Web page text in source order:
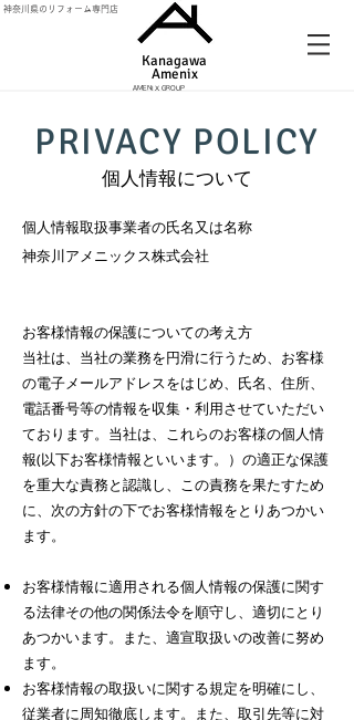
神奈川県のリフォーム専門店
Kanagawa
Amenix​
AMENIX GROUP
PRIVACY POLICY
個人情報について
個人情報取扱事業者の氏名又は名称
神奈川アメニックス株式会社
お客様情報の保護についての考え方
当社は、当社の業務を円滑に行うため、お客様
の電子メールアドレスをはじめ、氏名、住所、
電話番号等の情報を収集・利用させていただい
ております。当社は、これらのお客様の個人情
報(以下お客様情報といいます。）の適正な保護
を重大な責務と認識し、この責務を果たすため
に、次の方針の下でお客様情報をとりあつかい
ます。
お客様情報に適用される個人情報の保護に関す
る法律その他の関係法令を順守し、適切にとり
あつかいます。また、適宣取扱いの改善に努め
ます。
お客様情報の取扱いに関する規定を明確にし、
従業者に周知徹底します。また、取引先等に対